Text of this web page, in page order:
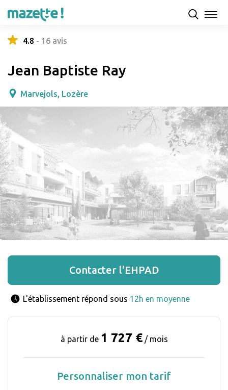
4.8 - 16 avis
Jean Baptiste Ray
Marvejols, Lozère
Contacter l'EHPAD
L'établissement répond sous 12h en moyenne
à partir de 1 727 €/ mois
Personnaliser mon tarif